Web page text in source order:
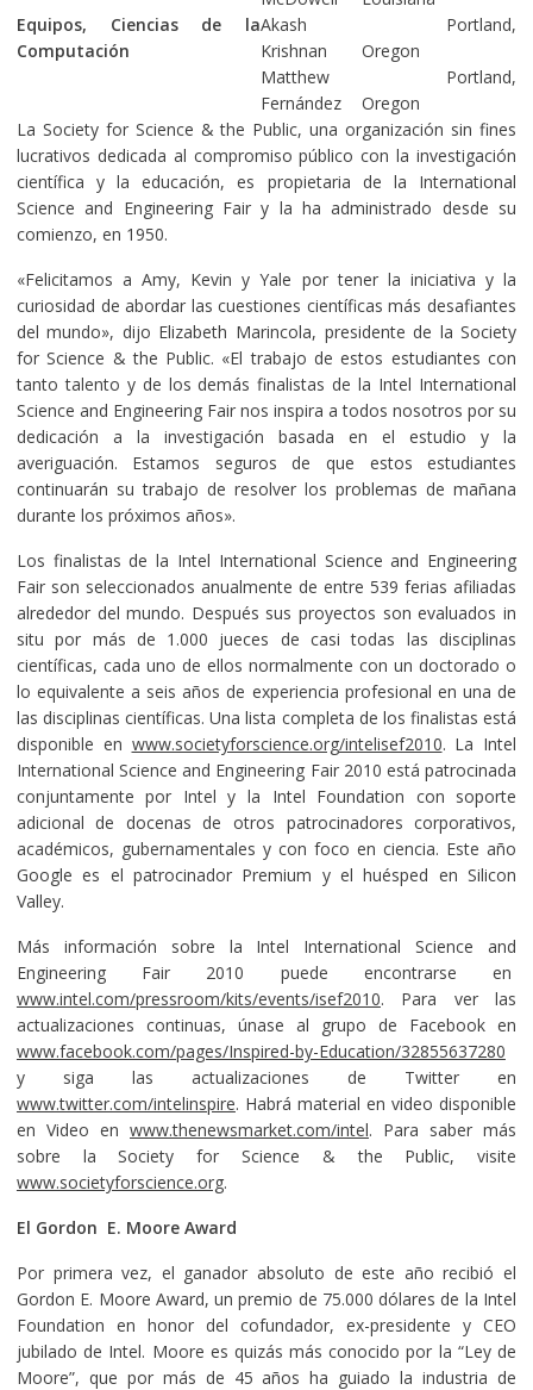
Equipos, Ciencias de la
Computación
Akash
Krishnan
Portland,
Oregon
Matthew
Fernández
Portland,
Oregon
La Society for Science & the Public, una organización sin fines
lucrativos dedicada al compromiso público con la investigación
científica y la educación, es propietaria de la International
Science and Engineering Fair y la ha administrado desde su
comienzo, en 1950.
«Felicitamos a Amy, Kevin y Yale por tener la iniciativa y la
curiosidad de abordar las cuestiones científicas más desafiantes
del mundo», dijo Elizabeth Marincola, presidente de la Society
for Science & the Public. «El trabajo de estos estudiantes con
tanto talento y de los demás finalistas de la Intel International
Science and Engineering Fair nos inspira a todos nosotros por su
dedicación a la investigación basada en el estudio y la
averiguación. Estamos seguros de que estos estudiantes
continuarán su trabajo de resolver los problemas de mañana
durante los próximos años».
Los finalistas de la Intel International Science and Engineering
Fair son seleccionados anualmente de entre 539 ferias afiliadas
alrededor del mundo. Después sus proyectos son evaluados in
situ por más de 1.000 jueces de casi todas las disciplinas
científicas, cada uno de ellos normalmente con un doctorado o
lo equivalente a seis años de experiencia profesional en una de
las disciplinas científicas. Una lista completa de los finalistas está
disponible en www.societyforscience.org/intelisef2010. La Intel
International Science and Engineering Fair 2010 está patrocinada
conjuntamente por Intel y la Intel Foundation con soporte
adicional de docenas de otros patrocinadores corporativos,
académicos, gubernamentales y con foco en ciencia. Este año
Google es el patrocinador Premium y el huésped en Silicon
Valley.
Más información sobre la Intel International Science and
Engineering Fair 2010 puede encontrarse en
www.intel.com/pressroom/kits/events/isef2010. Para ver las
actualizaciones continuas, únase al grupo de Facebook en
www.facebook.com/pages/Inspired-by-Education/32855637280
y siga las actualizaciones de Twitter en
www.twitter.com/intelinspire. Habrá material en video disponible
en Video en www.thenewsmarket.com/intel. Para saber más
sobre la Society for Science & the Public, visite
www.societyforscience.org.
El Gordon E. Moore Award
Por primera vez, el ganador absoluto de este año recibió el
Gordon E. Moore Award, un premio de 75.000 dólares de la Intel
Foundation en honor del cofundador, ex-presidente y CEO
jubilado de Intel. Moore es quizás más conocido por la “Ley de
Moore”, que por más de 45 años ha guiado la industria de